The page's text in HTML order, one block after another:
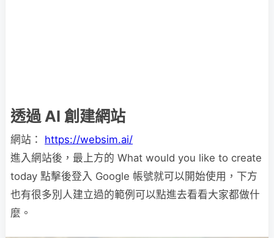
透過 AI 創建網站
網站： https://websim.ai/
進入網站後，最上方的 What would you like to create
today 點擊後登入 Google 帳號就可以開始使用，下方
也有很多別人建立過的範例可以點進去看看大家都做什
麼。